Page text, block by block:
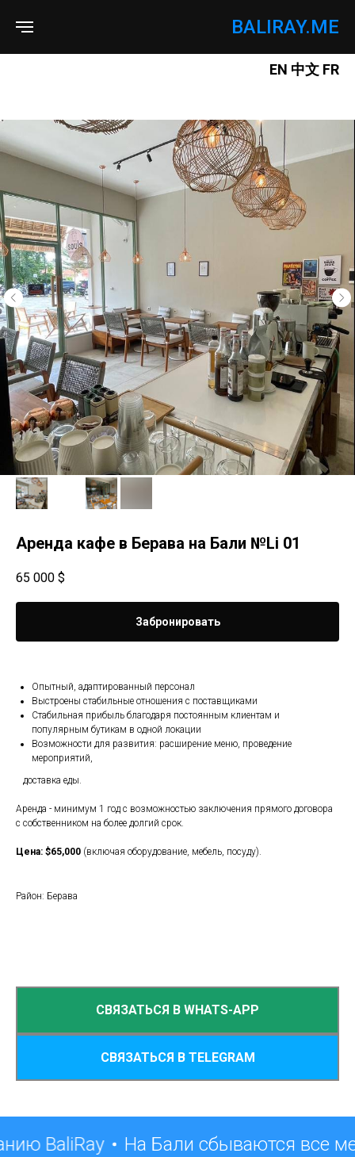
BALIRAY.ME
EN 中文 FR
Аренда кафе в Берава на Бали №Li 01
65 000 $
Забронировать
Опытный, адаптированный персонал
Выстроены стабильные отношения с поставщиками
Стабильная прибыль благодаря постоянным клиентам и
популярным бутикам в одной локации
Возможности для развития: расширение меню, проведение
мероприятий,
доставка еды.
Аренда - минимум 1 год с возможностью заключения прямого договора
с собственником на более долгий срок.
Цена: $65,000 (включая оборудование, мебель, посуду).
Район: Берава
СВЯЗАТЬСЯ В WHATS-APP
СВЯЗАТЬСЯ В TELEGRAM
BaliRay На Бали сбываются все